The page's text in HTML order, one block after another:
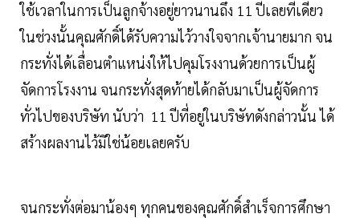
ใช้เวลาในการเป็นลูกจ้างอยู่ยาวนานถึง 11 ปีเลยทีเดียว
ในช่วงนั้นคุณศักดิ์ได้รับความไว้วางใจจากเจ้านายมาก จน
กระทั่งได้เลื่อนตำแหน่งให้ไปคุมโรงงานด้วยการเป็นผู้
จัดการโรงงาน จนกระทั่งสุดท้ายได้กลับมาเป็นผู้จัดการ
ทั่วไปของบริษัท นับว่า 11 ปีที่อยู่ในบริษัทดังกล่าวนั้น ได้
สร้างผลงานไว้มิใช่น้อยเลยครับ
จนกระทั่งต่อมาน้องๆ ทุกคนของคุณศักดิ์สำเร็จการศึกษา